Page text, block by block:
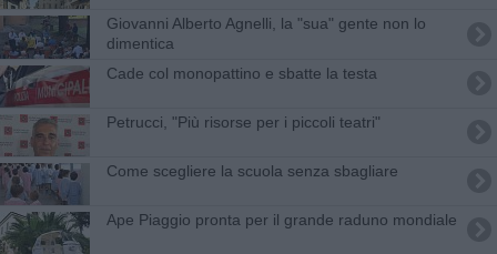
Giovanni Alberto Agnelli, la "sua" gente non lo
dimentica
Cade col monopattino e sbatte la testa
Petrucci, "Più risorse per i piccoli teatri"
Come scegliere la scuola senza sbagliare
​Ape Piaggio pronta per il grande raduno mondiale